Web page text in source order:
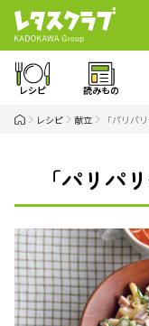
レシピ 読みもの
レシピ 献立 「パリパ
「パリパ